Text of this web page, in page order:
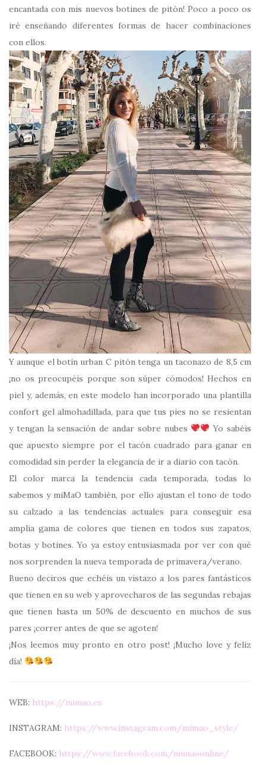
encantada con mis nuevos botines de pitón! Poco a poco os
iré enseñando diferentes formas de hacer combinaciones
con ellos.
Y aunque el botín urban C pitón tenga un taconazo de 8,5 cm
¡no os preocupéis porque son súper cómodos! Hechos en
piel y, además, en este modelo han incorporado una plantilla
confort gel almohadillada, para que tus pies no se resientan
y tengan la sensación de andar sobre nubes
Yo sabéis
que apuesto siempre por el tacón cuadrado para ganar en
comodidad sin perder la elegancia de ir a diario con tacón.
El color marca la tendencia cada temporada, todas lo
sabemos y miMaO también, por ello ajustan el tono de todo
su calzado a las tendencias actuales para conseguir esa
amplia gama de colores que tienen en todos sus zapatos,
botas y botines. Yo ya estoy entusiasmada por ver con qué
nos sorprenden la nueva temporada de primavera/verano.
Bueno deciros que echéis un vistazo a los pares fantásticos
que tienen en su web y aprovecharos de las segundas rebajas
que tienen hasta un 50% de descuento en muchos de sus
pares ¡correr antes de que se agoten!
¡Nos leemos muy pronto en otro post! ¡Mucho love y feliz
día!
WEB: https://mimao.es
INSTAGRAM: https://www.instagram.com/mimao_style/
FACEBOOK: https://www.facebook.com/mimaoonline/